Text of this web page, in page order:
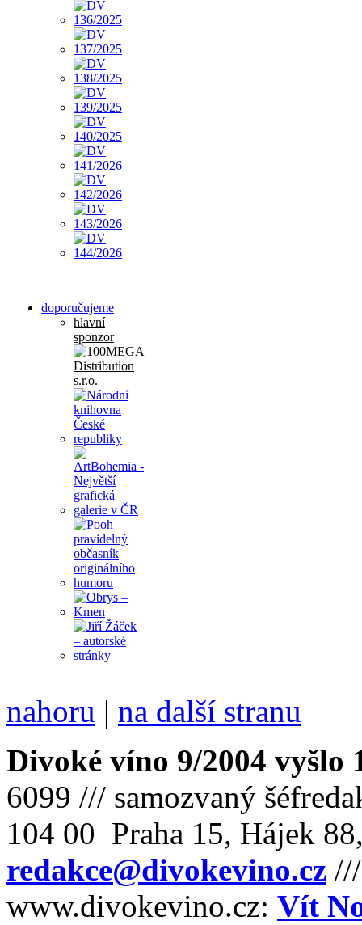
doporučujeme
hlavní
sponzor
nahoru | na další stranu
Divoké víno 9/2004 vyšlo
6099 /// samozvaný
104 00 Praha 15, Hájek
redakce@divokevino.cz
www.divokevino.cz: Vít